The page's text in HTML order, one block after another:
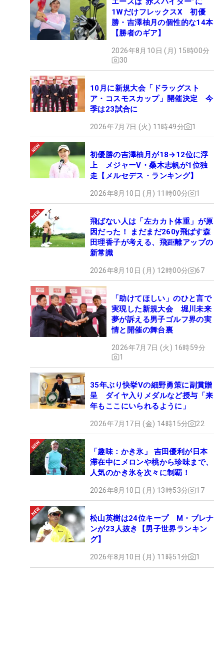
1WだけフレックスX 初優
勝・吉澤柚月の個性的な14本
【勝者のギア】
2026年8月10日 (月) 15時00分
30
10月に新規大会「ドラッグスト
ア・コスモスカップ」開催決定 今
季は23試合に
2026年7月7日 (火) 11時49分 1
初優勝の吉澤柚月が18→12位に浮
上 メジャーV・桑木志帆が1位独
走【メルセデス・ランキング】
2026年8月10日 (月) 11時00分 1
飛ばない人は「左カカト体重」が原
因だった！ まだまだ260y飛ばす森
田理香子が考える、飛距離アップの
新常識
2026年8月10日 (月) 12時00分 67
「助けてほしい」のひと言で
実現した新規大会 堀川未来
夢が訴える男子ゴルフ界の実
情と開催の舞台裏
2026年7月7日 (火) 16時59分
1
35年ぶり快挙Vの細野勇策に副賞贈
呈 ダイヤ入りメダルなど授与「来
年もここにいられるように」
2026年7月17日 (金) 14時15分 22
「趣味：かき氷」 吉田優利が日本
滞在中にメロンや桃から珍味まで、
人気のかき氷を次々に制覇！
2026年8月10日 (月) 13時53分 17
松山英樹は24位キープ M・ブレナ
ンが23人抜き【男子世界ランキン
グ】
2026年8月10日 (月) 11時51分 1